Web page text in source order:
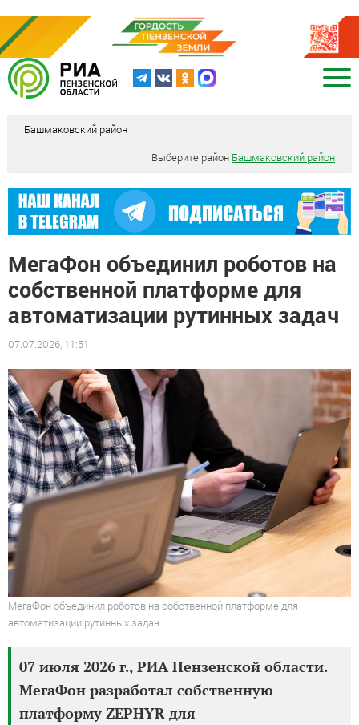
Башмаковский район
Выберите район Башмаковский район
МегаФон объединил роботов на
собственной платформе для
автоматизации рутинных задач
07.07.2026, 11:51
МегаФон объединил роботов на собственной платформе для
автоматизации рутинных задач
07 июля 2026 г., РИА Пензенской области.
МегаФон разработал собственную
платформу ZEPHYR для